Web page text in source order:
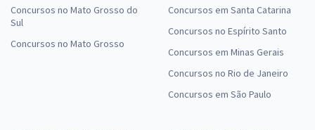
Concursos no Mato Grosso do
Sul
Concursos no Mato Grosso
Concursos em Santa Catarina
Concursos no Espírito Santo
Concursos em Minas Gerais
Concursos no Rio de Janeiro
Concursos em São Paulo